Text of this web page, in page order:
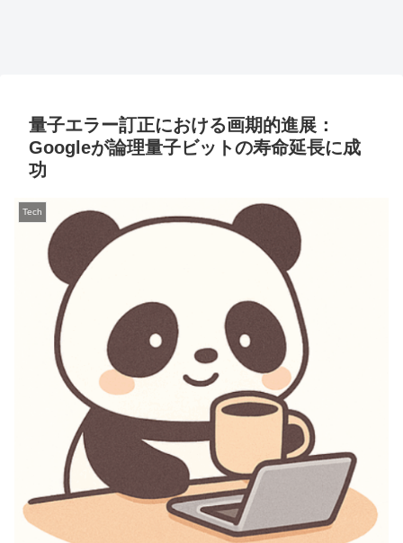
量子エラー訂正における画期的進展：
Googleが論理量子ビットの寿命延長に成
功
Tech